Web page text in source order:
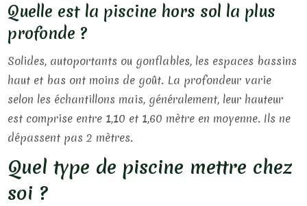
Quelle est la piscine hors sol la plus
profonde ?
Solides, autoportants ou gonflables, les espaces bassins
haut et bas ont moins de goût. La profondeur varie
selon les échantillons mais, généralement, leur hauteur
est comprise entre 1,10 et 1,60 mètre en moyenne. Ils ne
dépassent pas 2 mètres.
Quel type de piscine mettre chez
soi ?